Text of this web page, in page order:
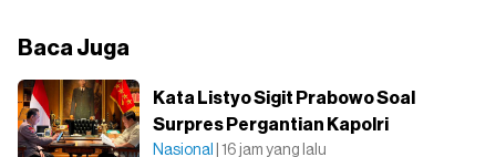
Baca Juga
Kata Listyo Sigit Prabowo Soal
Surpres Pergantian Kapolri
Nasional | 16 jam yang lalu